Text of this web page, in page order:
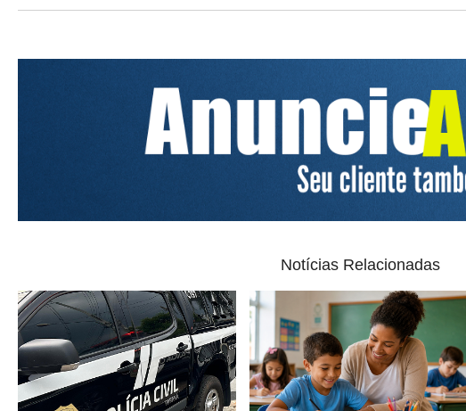
Notícias Relacionadas